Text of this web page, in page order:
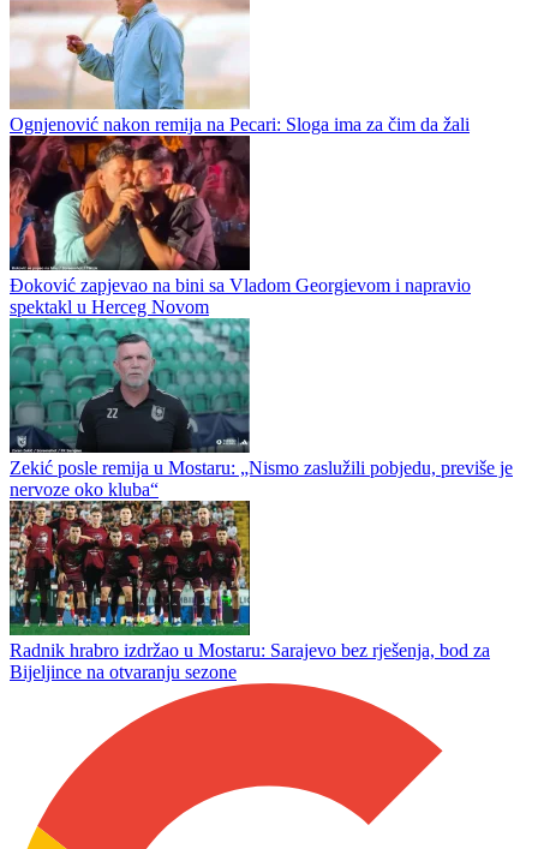
Vajler - Bab Zvezdina bomba
Nemački reprezentativac Nik Vajler-Bab novi je košarkaš Crvene
zvezde, potvrdio je klub sa Malog Kalemegdana. Crveno-beli su
tako dobili veliko pojačanje za sezonu...
Šut u saobraćajnu nesreću
Ognjenović nakon remija na Pecari: Sloga ima za čim da žali
Đoković zapjevao na bini sa Vladom Georgievom i napravio
spektakl u Herceg Novom
Zekić posle remija u Mostaru: „Nismo zaslužili pobjedu, previše je
nervoze oko kluba“